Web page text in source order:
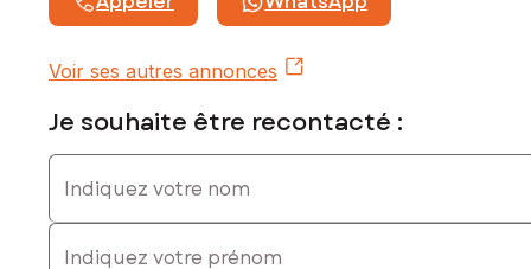
Voir ses autres annonces
Je souhaite être recontacté :
Indiquez votre nom
Indiquez votre prénom